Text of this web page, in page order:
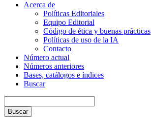
Acerca de
Políticas Editoriales
Equipo Editorial
Código de ética y buenas prácticas
Políticas de uso de la IA
Contacto
Número actual
Números anteriores
Bases, catálogos e índices
Buscar
Buscar